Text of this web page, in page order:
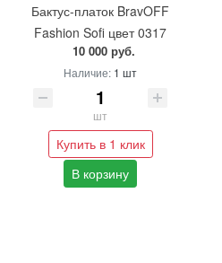
Бактус-платок BravOFF
Fashion Sofi цвет 0317
10 000 руб.
Наличие: 1 шт
шт
Купить в 1 клик
В корзину